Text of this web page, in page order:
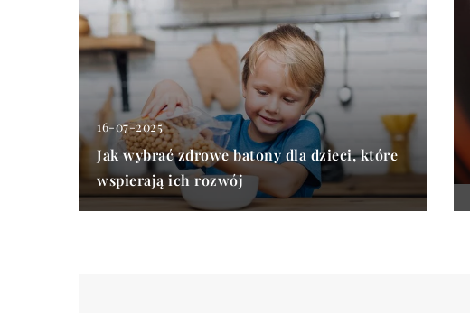
16-07-2025
Jak wybrać zdrowe batony dla dzieci, które
wspierają ich rozwój